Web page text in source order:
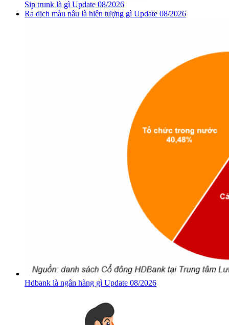
Sip trunk là gì Update 08/2026
Ra dịch màu nâu là hiện tượng gì Update 08/2026
Hdbank là ngân hàng gì Update 08/2026